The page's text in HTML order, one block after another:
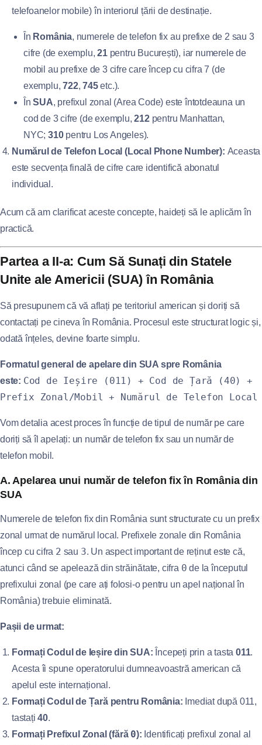
telefoanelor mobile) în interiorul țării de destinație.
În România, numerele de telefon fix au prefixe de 2 sau 3
cifre (de exemplu,21pentru București), iar numerele de
mobil au prefixe de 3 cifre care încep cu cifra 7 (de
exemplu,722,745etc.).
ÎnSUA, prefixul zonal (Area Code) este întotdeauna un
cod de 3 cifre (de exemplu,212pentru Manhattan,
NYC; 310pentru Los Angeles).
Numărul de Telefon Local (Local Phone Number): Aceasta
este secvența finală de cifre care identifică abonatul
individual.
Acum că am clarificat aceste concepte, haideți să le aplicăm în
practică.
Partea a II-a: Cum Să Sunați din Statele
Unite ale Americii (SUA) în România
Să presupunem că vă aflați pe teritoriul american și doriți să
contactați pe cineva în România. Procesul este structurat logic și,
odată înțeles, devine foarte simplu.
Formatul general de apelare din SUA spre România
este: Cod de Ieșire (011) + Cod de Țară (40) +
Prefix Zonal/Mobil + Numărul de Telefon Local
Vom detalia acest proces în funcție de tipul de număr pe care
doriți să îl apelați: un număr de telefon fix sau un număr de
telefon mobil.
A. Apelarea unui număr de telefon fix în România din
SUA
Numerele de telefon fix din România sunt structurate cu un prefix
zonal urmat de numărul local. Prefixele zonale din România
încep cu cifra 2 sau 3. Un aspect important de reținut este că,
atunci când se apelează din străinătate, cifra 0 de la începutul
prefixului zonal (pe care ați folosi-o pentru un apel național în
România) trebuie eliminată.
Pașii de urmat:
Formați Codul de Ieșire din SUA: Începeți prin a tasta011.
Acesta îi spune operatorului dumneavoastră american că
apelul este internațional.
Formați Codul de Țară pentru România: Imediat după 011,
tastați40.
Formați Prefixul Zonal (fără 0): Identificați prefixul zonal al